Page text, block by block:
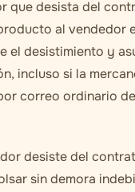
que desista del
al vendedor
el desistimiento y
incluso si la
correo ordinario
desiste del
sin demora